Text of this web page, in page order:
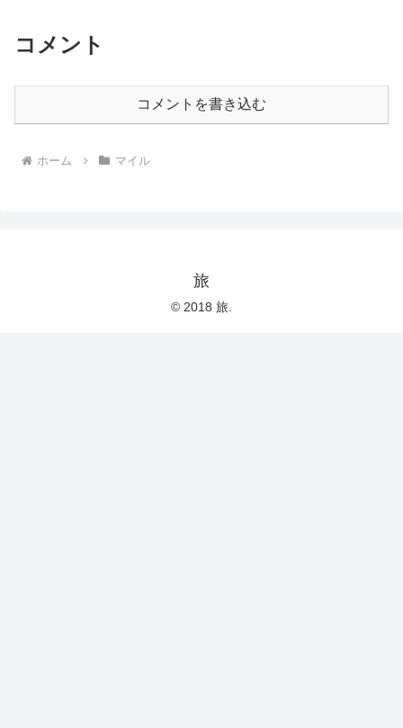
コメント
コメントを書き込む
ホーム マイル
旅
© 2018 旅.